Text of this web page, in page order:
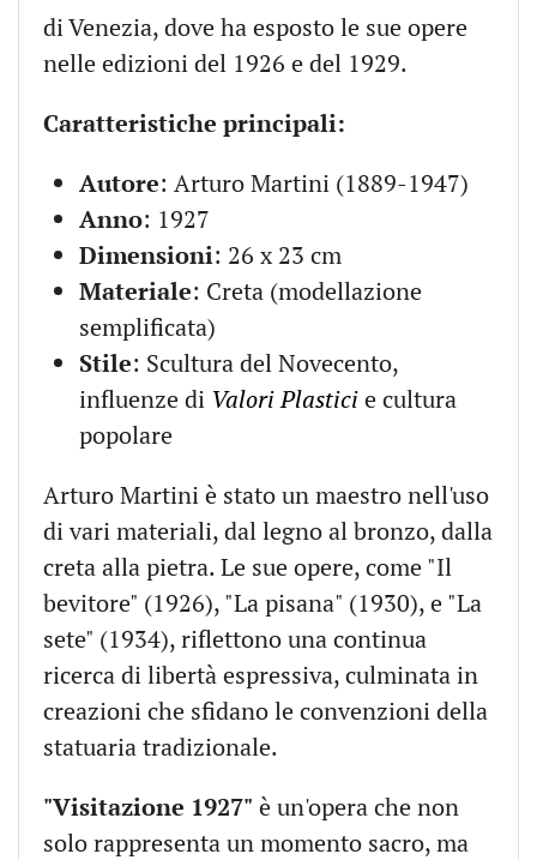
di Venezia, dove ha esposto le sue opere
nelle edizioni del 1926 e del 1929.
Caratteristiche principali:
Autore: Arturo Martini (1889-1947)
Anno: 1927
Dimensioni: 26 x 23 cm
Materiale: Creta (modellazione
semplificata)
Stile: Scultura del Novecento,
influenze di Valori Plasticie cultura
popolare
Arturo Martini è stato un maestro nell'uso
di vari materiali, dal legno al bronzo, dalla
creta alla pietra. Le sue opere, come "Il
bevitore" (1926), "La pisana" (1930), e "La
sete" (1934), riflettono una continua
ricerca di libertà espressiva, culminata in
creazioni che sfidano le convenzioni della
statuaria tradizionale.
"Visitazione 1927" è un'opera che non
solo rappresenta un momento sacro, ma